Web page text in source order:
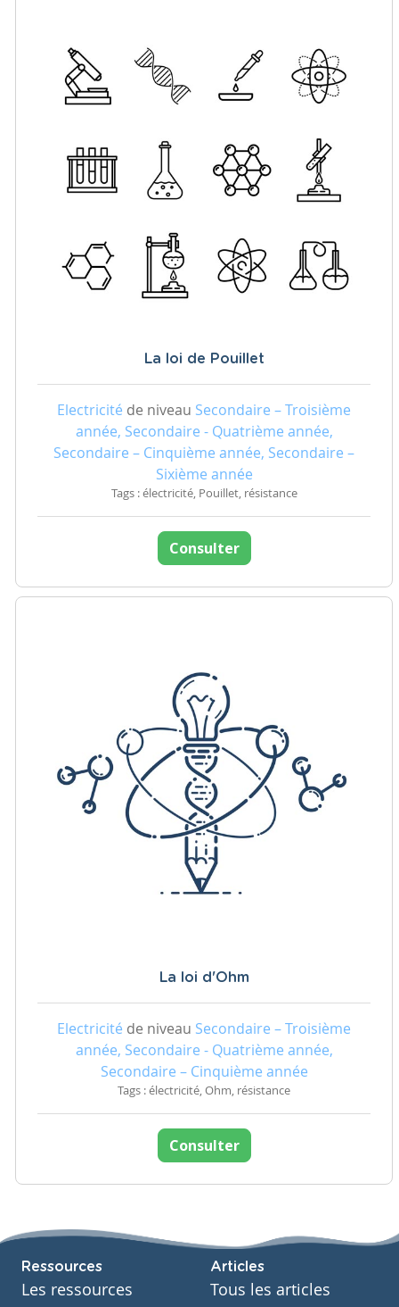
La loi de Pouillet
Electricité de niveau Secondaire – Troisième
année, Secondaire - Quatrième année,
Secondaire – Cinquième année, Secondaire –
Sixième année
Tags : électricité, Pouillet, résistance
Consulter
La loi d'Ohm
Electricité de niveau Secondaire – Troisième
année, Secondaire - Quatrième année,
Secondaire – Cinquième année
Tags : électricité, Ohm, résistance
Consulter
Ressources
Les ressources
Articles
Tous les articles